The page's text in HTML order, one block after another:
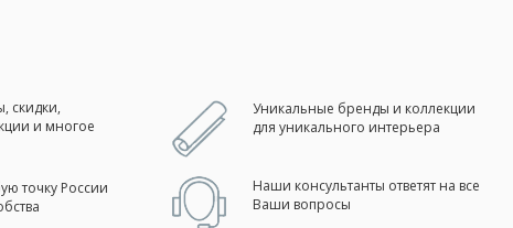
скидки,
и многое
Уникальные бренды и коллекции
для уникального интерьера
точку России
Наши консультанты ответят на все
Ваши вопросы